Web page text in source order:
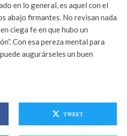
en lo general, es aquel con el
abajo firmantes. No revisan nada
ciega fe en que hubo un
Con esa pereza mental para
augurárseles un buen
TWEET